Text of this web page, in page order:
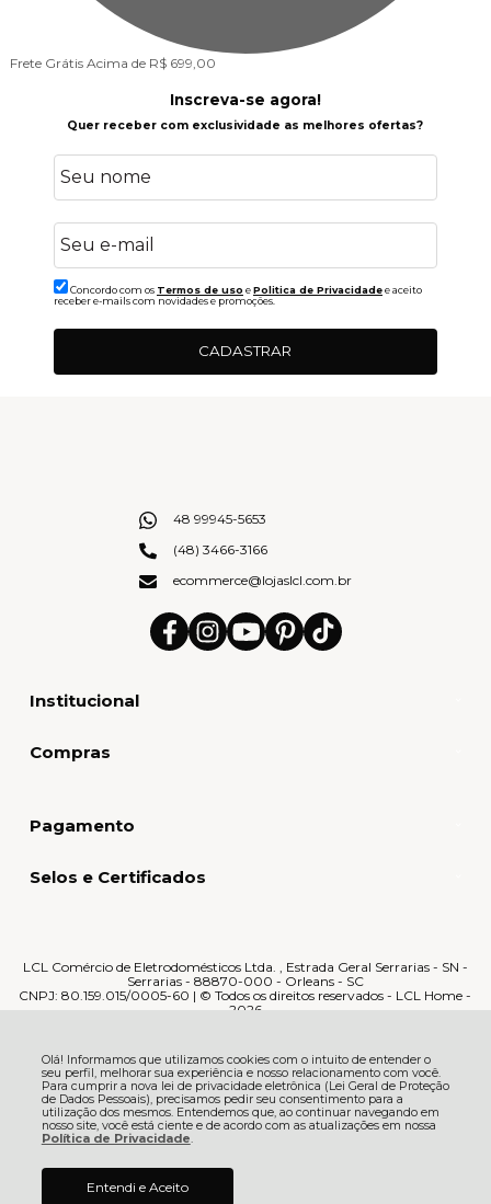
Olá! Informamos que utilizamos cookies com o intuito de entender o
seu perfil, melhorar sua experiência e nosso relacionamento com você.
Para cumprir a nova lei de privacidade eletrônica (Lei Geral de Proteção
de Dados Pessoais), precisamos pedir seu consentimento para a
utilização dos mesmos. Entendemos que, ao continuar navegando em
nosso site, você está ciente e de acordo com as atualizações em nossa
Política de Privacidade.
Entendi e Aceito
Frete Grátis Acima de R$ 699,00
Inscreva-se agora!
Quer receber com exclusividade as melhores ofertas?
Concordo com os Termos de uso ePolitica de Privacidadee aceito
receber e-mails com novidades e promoções.
CADASTRAR
Institucional
Compras
48 99945-5653
(48) 3466-3166
ecommerce@lojaslcl.com.br
Pagamento
Selos e Certificados
LCL Comércio de Eletrodomésticos Ltda. , Estrada Geral Serrarias - SN -
Serrarias - 88870-000 - Orleans - SC
CNPJ: 80.159.015/0005-60 | © Todos os direitos reservados - LCL Home -
2026
R$ 3.115,05
à vista no boleto ou pix